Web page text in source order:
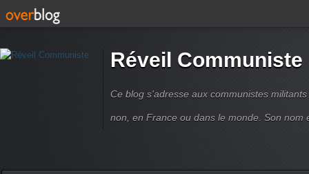
Réveil Communiste
Ce blog s'adresse aux communistes
non, en France ou dans le monde. Son nom